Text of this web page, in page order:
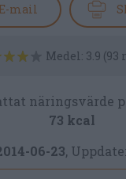
E-mail
Medel: 3.9 (93
näringsvärde
73 kcal
06-23,